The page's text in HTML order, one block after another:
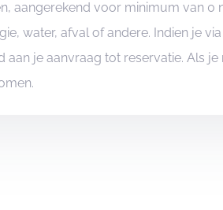
aangerekend voor minimum van
water, afval of andere. Indien je
je aanvraag tot reservatie. Als